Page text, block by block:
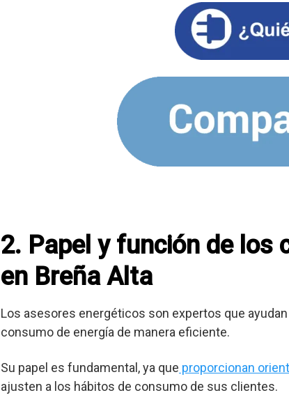
2. Papel y función de los
en Breña Alta
Los asesores energéticos son expertos que
consumo de energía de manera eficiente.
Su papel es fundamental, ya que proporcionan
ajusten a los hábitos de consumo de sus clientes.